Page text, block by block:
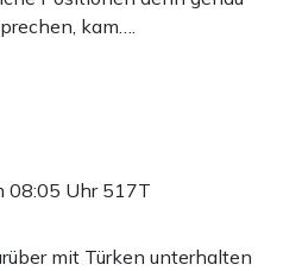
kam….
08:05 Uhr 517T
mit Türken unterhalten